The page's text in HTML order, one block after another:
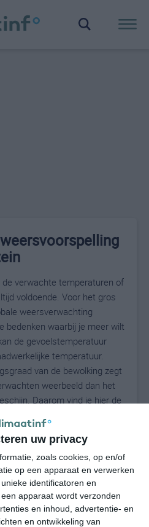
uw privacy
zoals cookies, op en/of
op een apparaat en verwerken
identificatoren en
apparaat wordt verzonden
en inhoud, advertentie- en
en ontwikkeling van
verwachte temperaturen of
voldoende. Voor het gros
weersverwachting
bedenken waarbij je meer wilt
de gevoelstemperatuur
temperatuur.
van de bewolking zegt
weerbeeld dan het
Daarom vind je hier de
voor Schauenstein.